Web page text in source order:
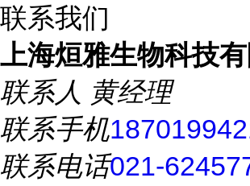
联系我们
上海烜雅生物科技有
联系人 黄经理
联系手机
联系电话021-